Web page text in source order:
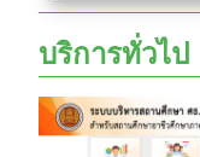
บริการทั่วไป